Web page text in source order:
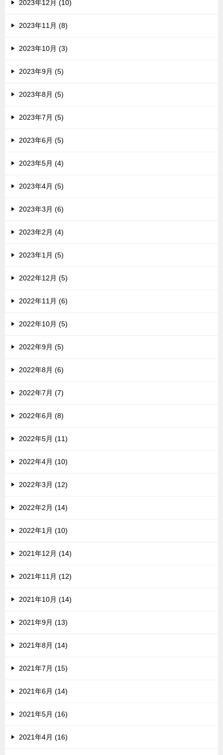
2023年12月 (10)
2023年11月 (8)
2023年10月 (3)
2023年9月 (5)
2023年8月 (5)
2023年7月 (5)
2023年6月 (5)
2023年5月 (4)
2023年4月 (5)
2023年3月 (6)
2023年2月 (4)
2023年1月 (5)
2022年12月 (5)
2022年11月 (6)
2022年10月 (5)
2022年9月 (5)
2022年8月 (6)
2022年7月 (7)
2022年6月 (8)
2022年5月 (11)
2022年4月 (10)
2022年3月 (12)
2022年2月 (14)
2022年1月 (10)
2021年12月 (14)
2021年11月 (12)
2021年10月 (14)
2021年9月 (13)
2021年8月 (14)
2021年7月 (15)
2021年6月 (14)
2021年5月 (16)
2021年4月 (16)